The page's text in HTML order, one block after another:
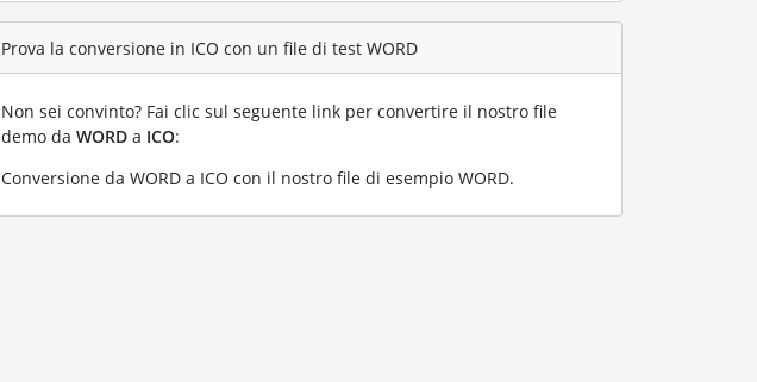
Prova la conversione in ICO con un file di test WORD
Non sei convinto? Fai clic sul seguente link per convertire il nostro file
demo da WORD a ICO:
Conversione da WORD a ICO con il nostro file di esempio WORD.